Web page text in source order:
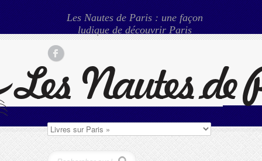
Les Nautes de Paris : une façon
ludique de découvrir Paris